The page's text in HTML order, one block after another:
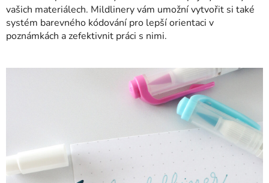
vašich materiálech. Mildlinery vám umožní vytvořit si také
systém barevného kódování pro lepší orientaci v
poznámkách a zefektivnit práci s nimi.